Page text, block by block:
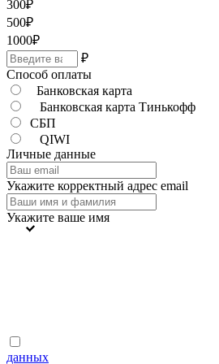
300₽
500₽
1000₽
₽
Способ оплаты
Банковская карта
Банковская карта Тинькофф
СБП
QIWI
Личные данные
Укажите корректный адрес email
Укажите ваше имя
данных